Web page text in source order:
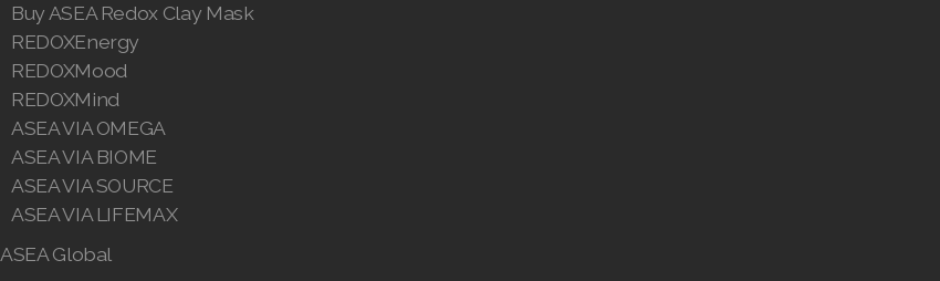
Buy ASEA Redox Clay Mask
REDOXEnergy
REDOXMood
REDOXMind
ASEA VIA OMEGA
ASEA VIA BIOME
ASEA VIA SOURCE
ASEA VIA LIFEMAX
ASEA Global